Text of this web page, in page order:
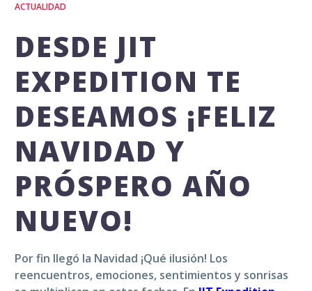
ACTUALIDAD
DESDE JIT
EXPEDITION TE
DESEAMOS ¡FELIZ
NAVIDAD Y
PRÓSPERO AÑO
NUEVO!
Por fin llegó la Navidad ¡Qué ilusión! Los
reencuentros, emociones, sentimientos y sonrisas